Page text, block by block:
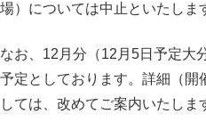
場）については中止といたしま
なお、12月分（12月5日予定大
予定としております。詳細（開
しては、改めてご案内いたしま